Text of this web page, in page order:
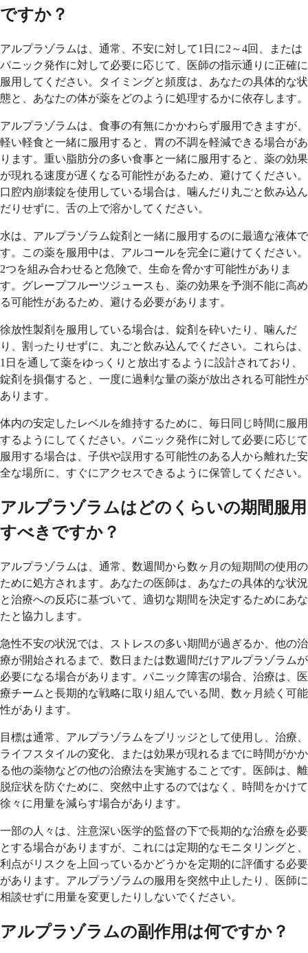
ですか？
アルプラゾラムは、通常、不安に対して1日に2～4回、または
パニック発作に対して必要に応じて、医師の指示通りに正確に
服用してください。タイミングと頻度は、あなたの具体的な状
態と、あなたの体が薬をどのように処理するかに依存します。
アルプラゾラムは、食事の有無にかかわらず服用できますが、
軽い軽食と一緒に服用すると、胃の不調を軽減できる場合があ
ります。重い脂肪分の多い食事と一緒に服用すると、薬の効果
が現れる速度が遅くなる可能性があるため、避けてください。
口腔内崩壊錠を使用している場合は、噛んだり丸ごと飲み込ん
だりせずに、舌の上で溶かしてください。
水は、アルプラゾラム錠剤と一緒に服用するのに最適な液体で
す。この薬を服用中は、アルコールを完全に避けてください。
2つを組み合わせると危険で、生命を脅かす可能性がありま
す。グレープフルーツジュースも、薬の効果を予測不能に高め
る可能性があるため、避ける必要があります。
徐放性製剤を服用している場合は、錠剤を砕いたり、噛んだ
り、割ったりせずに、丸ごと飲み込んでください。これらは、
1日を通して薬をゆっくりと放出するように設計されており、
錠剤を損傷すると、一度に過剰な量の薬が放出される可能性が
あります。
体内の安定したレベルを維持するために、毎日同じ時間に服用
するようにしてください。パニック発作に対して必要に応じて
服用する場合は、子供や誤用する可能性のある人から離れた安
全な場所に、すぐにアクセスできるように保管してください。
アルプラゾラムはどのくらいの期間服用
すべきですか？
アルプラゾラムは、通常、数週間から数ヶ月の短期間の使用の
ために処方されます。あなたの医師は、あなたの具体的な状況
と治療への反応に基づいて、適切な期間を決定するためにあな
たと協力します。
急性不安の状況では、ストレスの多い期間が過ぎるか、他の治
療が開始されるまで、数日または数週間だけアルプラゾラムが
必要になる場合があります。パニック障害の場合、治療は、医
療チームと長期的な戦略に取り組んでいる間、数ヶ月続く可能
性があります。
目標は通常、アルプラゾラムをブリッジとして使用し、治療、
ライフスタイルの変化、または効果が現れるまでに時間がかか
る他の薬物などの他の治療法を実施することです。医師は、離
脱症状を防ぐために、突然中止するのではなく、時間をかけて
徐々に用量を減らす場合があります。
一部の人々は、注意深い医学的監督の下で長期的な治療を必要
とする場合がありますが、これには定期的なモニタリングと、
利点がリスクを上回っているかどうかを定期的に評価する必要
があります。アルプラゾラムの服用を突然中止したり、医師に
相談せずに用量を変更したりしないでください。
アルプラゾラムの副作用は何ですか？